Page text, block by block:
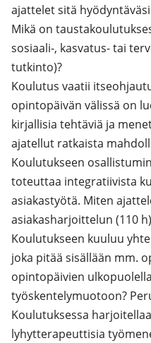
ajattelet sitä
Mikä on
sosiaali-, kasvatus- tai
tutkinto)?
Koulutus vaatii
opintopäivän välissä on
kirjallisia tehtäviä ja
ajatellut ratkaista
Koulutukseen
toteuttaa integratiivista
asiakastyötä. Miten
asiakasharjoittelun (110
Koulutukseen kuuluu
joka pitää sisällään mm.
opintopäivien
työskentelymuotoon?
Koulutuksessa
lyhytterapeuttisia